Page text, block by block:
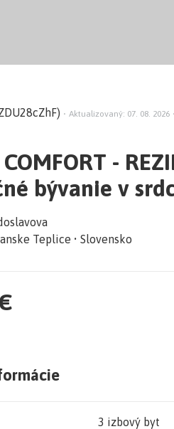
• Aktualizovaný: 07. 08. 2026 •
COMFORT -
bývanie v
Teplice • Slovensko
3 izbový byt